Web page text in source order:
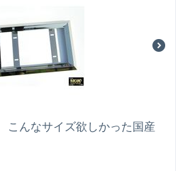
んなサイズ欲しかった国産